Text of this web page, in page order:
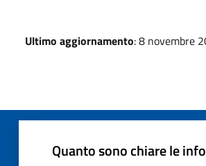
Ultimo aggiornamento: 8 novembre
Quanto sono chiare le